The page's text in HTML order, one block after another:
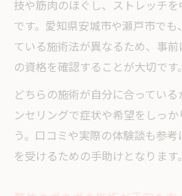
技や筋肉のほぐし、ストレッチ
です。愛知県安城市や瀬戸市で
ている施術法が異なるため、事
の資格を確認することが大切です。
どちらの施術が自分に合ってい
ンセリングで症状や希望をしっ
う。口コミや実際の体験談も参
を受けるための手助けとなります。